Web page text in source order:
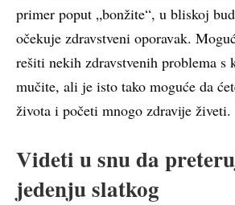
primer poput „bonžite“, u bliskoj
očekuje zdravstveni oporavak.
rešiti nekih zdravstvenih problema s
mučite, ali je isto tako moguće da
života i početi mnogo zdravije živeti.
Videti u snu da
jedenju slatkog